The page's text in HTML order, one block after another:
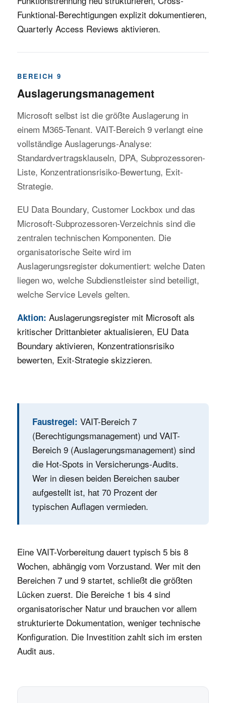
Funktional-Berechtigungen explizit dokumentieren,
Quarterly Access Reviews aktivieren.
BEREICH 9
Auslagerungsmanagement
Microsoft selbst ist die größte Auslagerung in
einem M365-Tenant. VAIT-Bereich 9 verlangt eine
vollständige Auslagerungs-Analyse:
Standardvertragsklauseln, DPA, Subprozessoren-
Liste, Konzentrationsrisiko-Bewertung, Exit-
Strategie.
EU Data Boundary, Customer Lockbox und das
Microsoft-Subprozessoren-Verzeichnis sind die
zentralen technischen Komponenten. Die
organisatorische Seite wird im
Auslagerungsregister dokumentiert: welche Daten
liegen wo, welche Subdienstleister sind beteiligt,
welche Service Levels gelten.
Aktion: Auslagerungsregister mit Microsoft als
kritischer Drittanbieter aktualisieren, EU Data
Boundary aktivieren, Konzentrationsrisiko
bewerten, Exit-Strategie skizzieren.
Faustregel: VAIT-Bereich 7
(Berechtigungsmanagement) und VAIT-
Bereich 9 (Auslagerungsmanagement) sind
die Hot-Spots in Versicherungs-Audits.
Wer in diesen beiden Bereichen sauber
aufgestellt ist, hat 70 Prozent der
typischen Auflagen vermieden.
Eine VAIT-Vorbereitung dauert typisch 5 bis 8
Wochen, abhängig vom Vorzustand. Wer mit den
Bereichen 7 und 9 startet, schließt die größten
Lücken zuerst. Die Bereiche 1 bis 4 sind
organisatorischer Natur und brauchen vor allem
strukturierte Dokumentation, weniger technische
Konfiguration. Die Investition zahlt sich im ersten
Audit aus.